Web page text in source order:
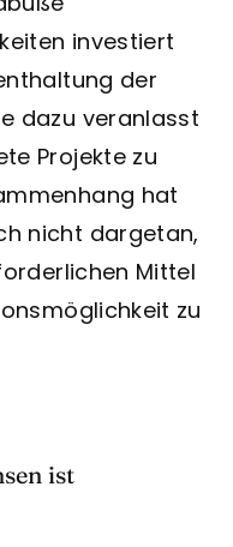
investiert
der
dazu veranlasst
Projekte zu
hat
nicht dargetan,
Mittel
zu
ist